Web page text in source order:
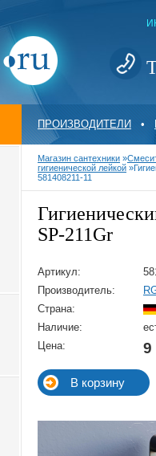
ПРОИЗВОДИТЕЛИ •
Магазин сантехники »
гигиенической лейкой »
581408211-11
SP-211Gr
Артикул:
Производитель:
Страна:
Наличие:
Цена:
9